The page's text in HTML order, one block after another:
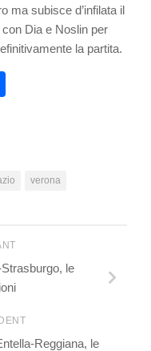
ma subisce d’infilata il
Dia e Noslin per
la partita.
verona
le
Reggiana, le